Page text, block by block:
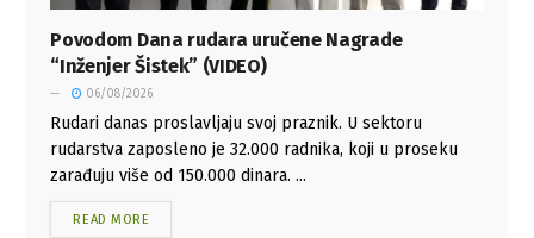
Povodom Dana rudara uručene Nagrade
“Inženjer Šistek” (VIDEO)
06/08/2026
Rudari danas proslavljaju svoj praznik. U sektoru
rudarstva zaposleno je 32.000 radnika, koji u proseku
zarađuju više od 150.000 dinara. ...
READ MORE